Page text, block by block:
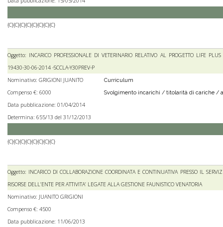
{C}{C}{C}{C}{C}{C}{C}{C}
Oggetto: INCARICO PROFESSIONALE DI VETERINARIO RELATIVO AL PROGETTO LIFE
19430-30-06-2014 -SCCLA-Y30PREV-P
Nominativo: GRIGIONI JUANITO
Curriculum
Compenso €: 6000 Svolgimento incarichi / titolarità di cariche /
Data pubblicazione: 01/04/2014
Determina: 655/13 del 31/12/2013
{C}{C}{C}{C}{C}{C}{C}{C}
Oggetto: INCARICO DI COLLABORAZIONE COORDINATA E CONTINUATIVA PRESSO IL
RISORSE DELL’ENTE PER ATTIVITA’ LEGATE ALLA GESTIONE FAUNISTICO VENATORIA
Nominativo: JUANITO GRIGIONI
Compenso €: 4500
Data pubblicazione: 11/06/2013